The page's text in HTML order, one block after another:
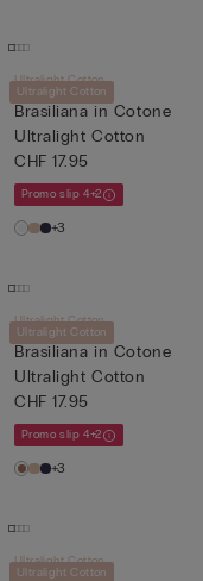
Ultralight Cotton
Ultralight Cotton
Brasiliana in Cotone
Ultralight Cotton
CHF 17.95
Promo slip 4+2
+3
Ultralight Cotton
Ultralight Cotton
Brasiliana in Cotone
Ultralight Cotton
CHF 17.95
Promo slip 4+2
+3
Ultralight Cotton
Ultralight Cotton